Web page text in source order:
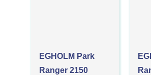
EGHOLM Park
Ranger 2150